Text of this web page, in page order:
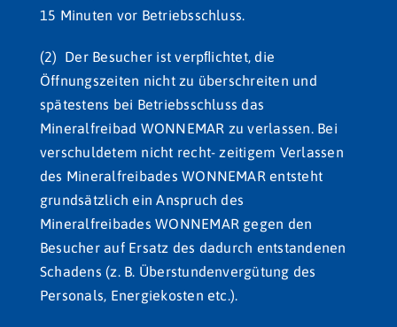
15 Minuten vor Betriebsschluss.
(2) Der Besucher ist verpﬂichtet, die
Öffnungszeiten nicht zu überschreiten und
spätestens bei Betriebsschluss das
Mineralfreibad WONNEMAR zu verlassen. Bei
verschuldetem nicht recht- zeitigem Verlassen
des Mineralfreibades WONNEMAR entsteht
grundsätzlich ein Anspruch des
Mineralfreibades WONNEMAR gegen den
Besucher auf Ersatz des dadurch entstandenen
Schadens (z. B. Überstundenvergütung des
Personals, Energiekosten etc.).